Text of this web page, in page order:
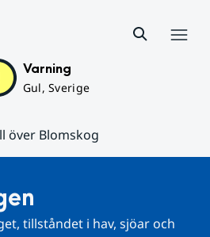
Varning
Gul, Sverige
över Blomskog
tillståndet i hav, sjöar och